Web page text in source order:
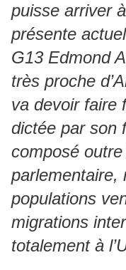
puisse arriver
présente
G13 Edmond
très proche
va devoir faire
dictée par son
composé
parlementaire,
populations
migrations
totalement à